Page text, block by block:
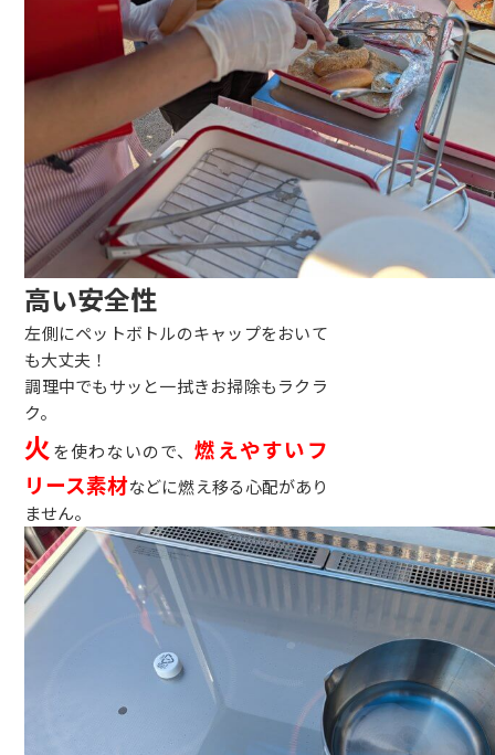
高い安全性
左側にペットボトルのキャップをおいて
も大丈夫！
調理中でもサッと一拭きお掃除もラクラ
ク。
火 を使わないので、燃えやすいフ
リース素材などに燃え移る心配があり
ません。